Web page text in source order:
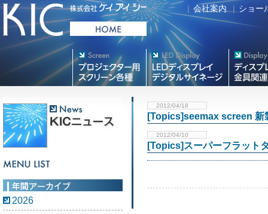
| 会社案内 | ショー
2026
2012/04/18
[Topics]seemax screen 新
2012/04/10
[Topics]スーパーフラット